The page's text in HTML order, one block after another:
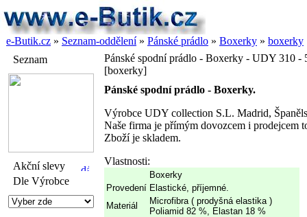
e-Butik.cz » Seznam-oddělení» Pánské prádlo » Boxerky » boxerky
Seznam
Akční slevy
Dle Výrobce
Pánské spodní prádlo - Boxerky - UDY 310 -
[boxerky]
Pánské spodní prádlo - Boxerky.
Výrobce UDY collection S.L. Madrid,
Naše firma je přímým dovozcem i prodejcem
Zboží je skladem.
Vlastnosti:
Boxerky
Provedení Elastické, příjemné.
Materiál
Microfibra ( prodyšná elastika )
Poliamid 82 %, Elastan 18 %